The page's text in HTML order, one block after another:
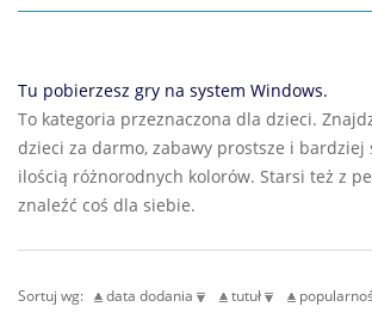
Tu pobierzesz gry na system Windows.
To kategoria przeznaczona dla dzieci.
dzieci za darmo, zabawy prostsze i bardziej
ilością różnorodnych kolorów. Starsi też z
znaleźć coś dla siebie.
Sortuj wg: data dodania tutuł